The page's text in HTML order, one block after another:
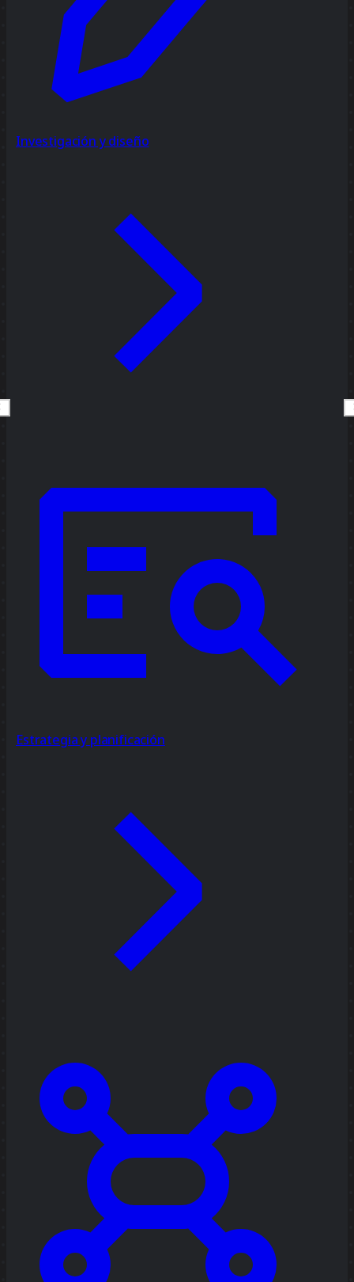
Investigación y diseño
Estrategia y planificación